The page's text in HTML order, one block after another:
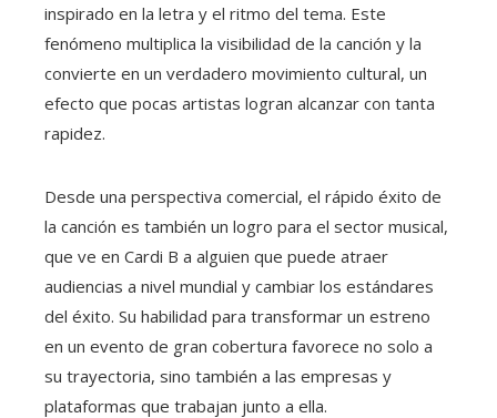
inspirado en la letra y el ritmo del tema. Este
fenómeno multiplica la visibilidad de la canción y la
convierte en un verdadero movimiento cultural, un
efecto que pocas artistas logran alcanzar con tanta
rapidez.
Desde una perspectiva comercial, el rápido éxito de
la canción es también un logro para el sector musical,
que ve en Cardi B a alguien que puede atraer
audiencias a nivel mundial y cambiar los estándares
del éxito. Su habilidad para transformar un estreno
en un evento de gran cobertura favorece no solo a
su trayectoria, sino también a las empresas y
plataformas que trabajan junto a ella.